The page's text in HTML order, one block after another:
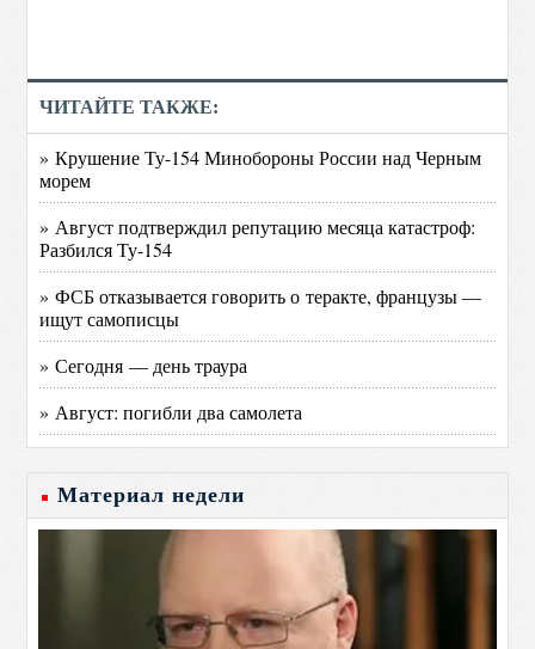
ЧИТАЙТЕ ТАКЖЕ:
» Крушение Ту-154 Минобороны России над Черным
морем
» Август подтверждил репутацию месяца катастроф:
Разбился Ту-154
» ФСБ отказывается говорить о теракте, французы —
ищут самописцы
» Сегодня — день траура
» Август: погибли два самолета
Материал недели